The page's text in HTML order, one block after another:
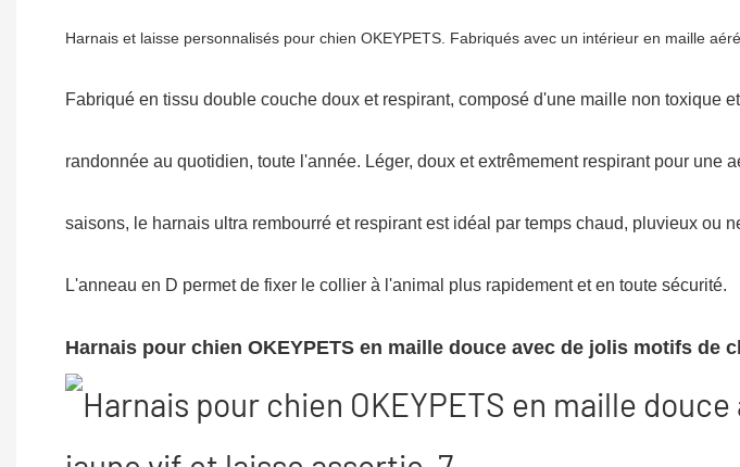
Harnais et laisse personnalisés pour chien OKEYPETS. Fabriqués avec un intérieur en maille
Fabriqué en tissu double couche doux et respirant, composé d'une maille non toxique
randonnée au quotidien, toute l'année. Léger, doux et extrêmement respirant pour
saisons, le harnais ultra rembourré et respirant est idéal par temps chaud, pluvieux
L'anneau en D permet de fixer le collier à l'animal plus rapidement et en toute sécurité.
Harnais pour chien OKEYPETS en maille douce avec de jolis motifs de